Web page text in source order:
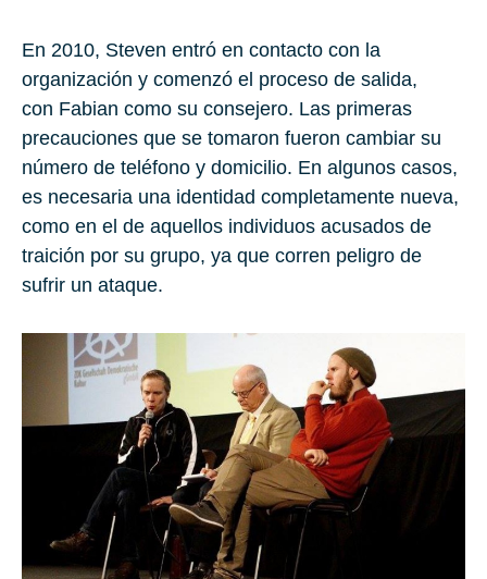
En 2010, Steven entró en contacto con la
organización y comenzó el proceso de salida,
con Fabian como su consejero. Las primeras
precauciones que se tomaron fueron cambiar su
número de teléfono y domicilio. En algunos casos,
es necesaria una identidad completamente nueva,
como en el de aquellos individuos acusados de
traición por su grupo, ya que corren peligro de
sufrir un ataque.